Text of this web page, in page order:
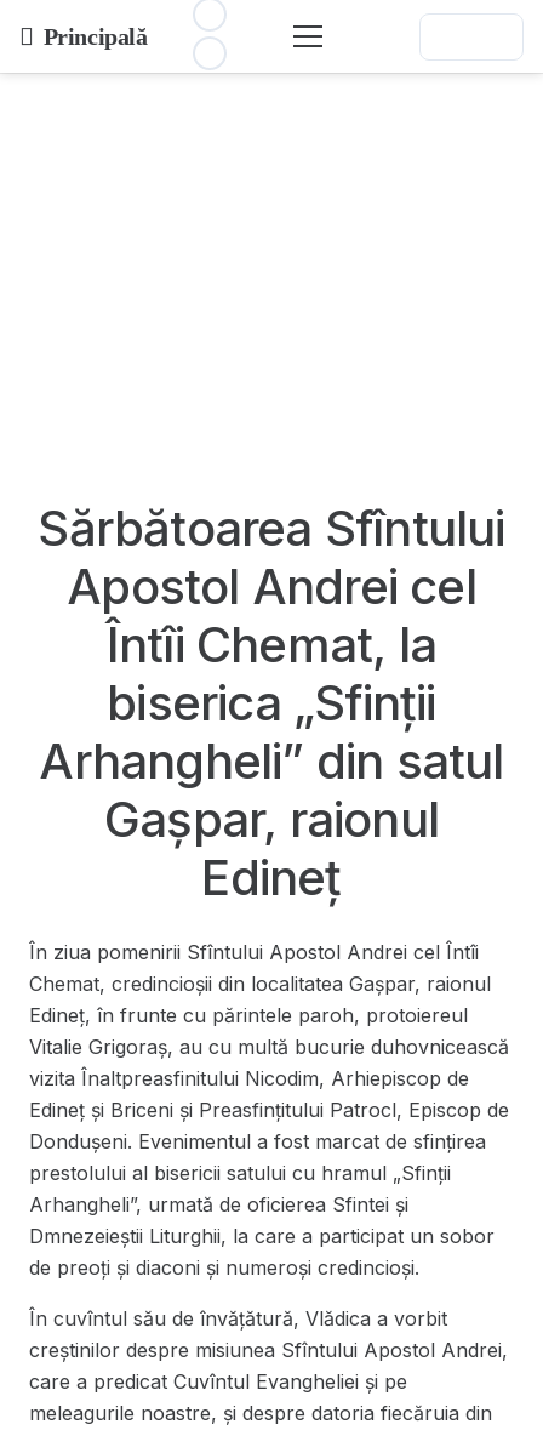
Principală
Sărbătoarea Sfîntului
Apostol Andrei cel
Întîi Chemat, la
biserica „Sfinții
Arhangheli” din satul
Gașpar, raionul
Edineț
În ziua pomenirii Sfîntului Apostol Andrei cel Întîi
Chemat, credincioșii din localitatea Gașpar, raionul
Edineț, în frunte cu părintele paroh, protoiereul
Vitalie Grigoraș, au cu multă bucurie duhovnicească
vizita Înaltpreasfinitului Nicodim, Arhiepiscop de
Edineț și Briceni și Preasfințitului Patrocl, Episcop de
Dondușeni. Evenimentul a fost marcat de sfințirea
prestolului al bisericii satului cu hramul „Sfinții
Arhangheli”, urmată de oficierea Sfintei și
Dmnezeieștii Liturghii, la care a participat un sobor
de preoți și diaconi și numeroși credincioși.
În cuvîntul său de învățătură, Vlădica a vorbit
creștinilor despre misiunea Sfîntului Apostol Andrei,
care a predicat Cuvîntul Evangheliei și pe
meleagurile noastre, și despre datoria fiecăruia din